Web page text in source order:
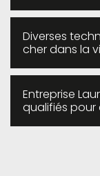
Diverses
cher dans la
Entreprise
qualifiés pour